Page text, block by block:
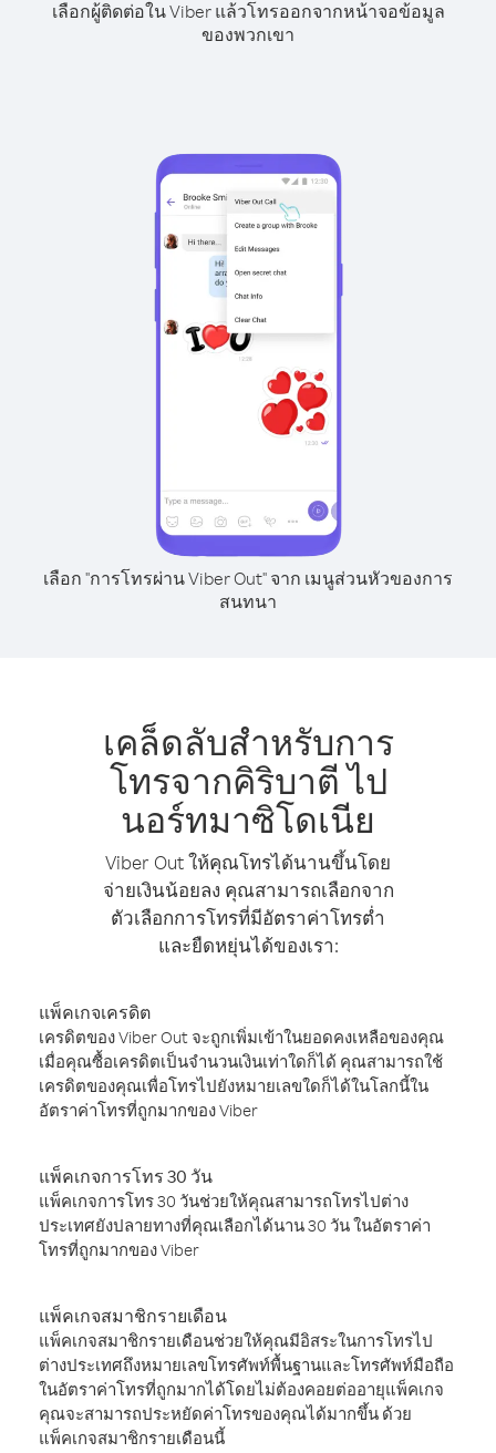
เลือกผู้ติดต่อใน Viber แล้วโทรออกจากหน้าจอข้อมูล
ของพวกเขา
เลือก "การโทรผ่าน Viber Out" จาก เมนูส่วนหัวของการ
สนทนา
เคล็ดลับสำหรับการ
โทรจากคิริบาตี ไป
นอร์ทมาซิโดเนีย
Viber Out ให้คุณโทรได้นานขึ้นโดย
จ่ายเงินน้อยลง คุณสามารถเลือกจาก
ตัวเลือกการโทรที่มีอัตราค่าโทรต่ำ
และยืดหยุ่นได้ของเรา:
แพ็คเกจเครดิต
เครดิตของ Viber Out จะถูกเพิ่มเข้าในยอดคงเหลือของคุณ
เมื่อคุณซื้อเครดิตเป็นจำนวนเงินเท่าใดก็ได้ คุณสามารถใช้
เครดิตของคุณเพื่อโทรไปยังหมายเลขใดก็ได้ในโลกนี้ใน
อัตราค่าโทรที่ถูกมากของ Viber
แพ็คเกจการโทร 30 วัน
แพ็คเกจการโทร 30 วันช่วยให้คุณสามารถโทรไปต่าง
ประเทศยังปลายทางที่คุณเลือกได้นาน 30 วัน ในอัตราค่า
โทรที่ถูกมากของ Viber
แพ็คเกจสมาชิกรายเดือน
แพ็คเกจสมาชิกรายเดือนช่วยให้คุณมีอิสระในการโทรไป
ต่างประเทศถึงหมายเลขโทรศัพท์พื้นฐานและโทรศัพท์มือถือ
ในอัตราค่าโทรที่ถูกมากได้โดยไม่ต้องคอยต่ออายุแพ็คเกจ
คุณจะสามารถประหยัดค่าโทรของคุณได้มากขึ้น ด้วย
แพ็คเกจสมาชิกรายเดือนนี้